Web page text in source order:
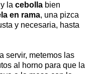
y la cebolla bien
en rama, una pizca
y necesaria, hasta
servir, metemos las
al horno para que la